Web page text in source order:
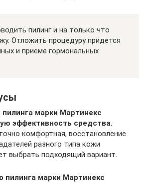
пилинг и на только что
Отложить процедуру придется
и приеме гормональных
марки Мартинекс
эффективность средства.
комфортная, восстановление
разного типа кожи
выбрать подходящий вариант.
пилинга марки Мартинекс